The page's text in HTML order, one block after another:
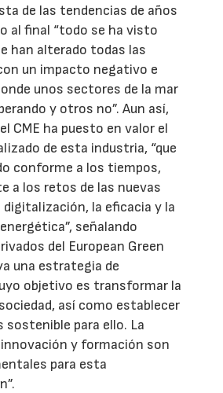
de las tendencias de años
al final “todo se ha visto
han alterado todas las
un impacto negativo e
unos sectores de la mar
y otros no”. Aun así,
CME ha puesto en valor el
de esta industria, “que
conforme a los tiempos,
a los retos de las nuevas
la eficacia y la
señalando
del European Green
una estrategia de
objetivo es transformar la
así como establecer
sostenible para ello. La
y formación son
para esta